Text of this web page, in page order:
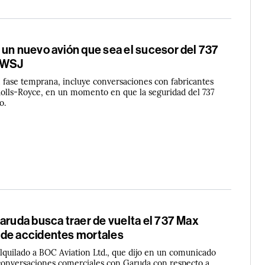
nuevo avión que sea el sucesor del 737
temprana, incluye conversaciones con fabricantes
Royce, en un momento en que la seguridad del 737
busca traer de vuelta el 737 Max
accidentes mortales
a BOC Aviation Ltd., que dijo en un comunicado
comerciales con Garuda con respecto a